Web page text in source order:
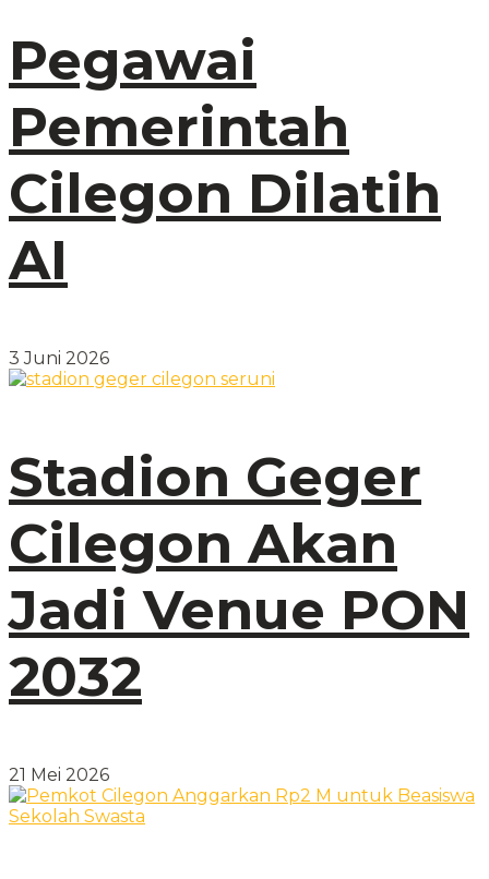
Pegawai
Pemerintah
Cilegon Dilatih
AI
3 Juni 2026
Stadion Geger
Cilegon Akan
Jadi Venue PON
2032
21 Mei 2026